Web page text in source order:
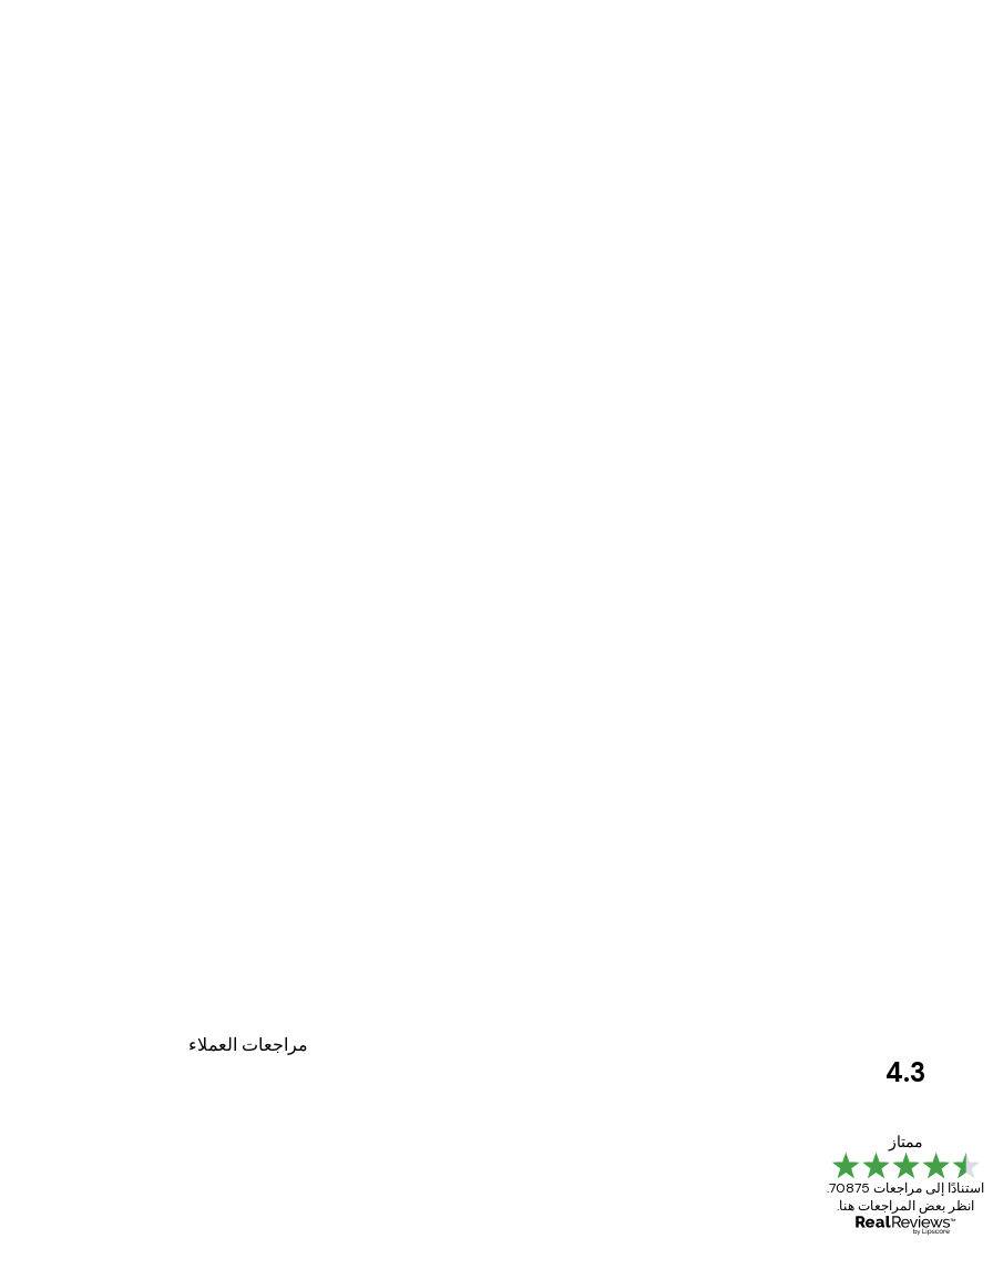
مراجعات العملاء
4.3
ممتاز
استنادًا إلى مراجعات 70875.
انظر بعض المراجعات هنا.